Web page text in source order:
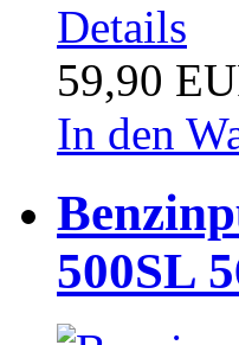
Details
59,90
In den
500SL